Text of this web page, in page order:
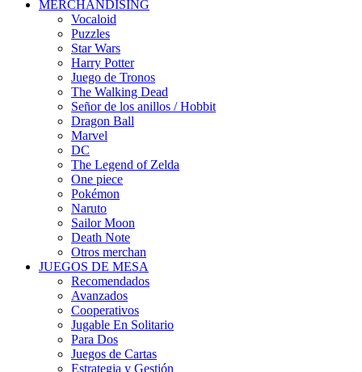
MERCHANDISING
Vocaloid
Puzzles
Star Wars
Harry Potter
Juego de Tronos
The Walking Dead
Señor de los anillos / Hobbit
Dragon Ball
Marvel
DC
The Legend of Zelda
One piece
Pokémon
Naruto
Sailor Moon
Death Note
Otros merchan
JUEGOS DE MESA
Recomendados
Avanzados
Cooperativos
Jugable En Solitario
Para Dos
Juegos de Cartas
Estrategia y Gestión